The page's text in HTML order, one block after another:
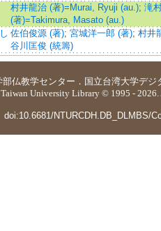
村井龍治 (著)=Murai, Ryuji (au.); 滝
(著)=Takimura, Masato (au.)
佐伯俊源 (著); 宮城洋一郎 (著); 村井
谷川匡俊 (統籌)
部仏教学センター ． 国立台湾大学デジ
University Library © 1995 - 2026.
doi:10.6681/NTURCDH.DB_DLMBS/